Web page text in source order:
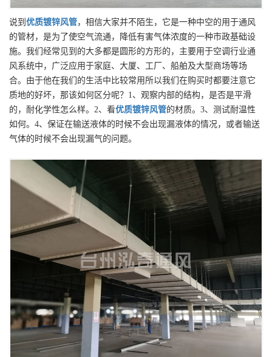
说到 优质镀锌风管，相信大家并不陌生，它是一种中空的用于通风
的管材，是为了使空气流通，降低有害气体浓度的一种市政基础设
施。我们经常见到的大多都是圆形的方形的，主要用于空调行业通
风系统中，广泛应用于家庭、大厦、工厂、船舶及大型商场等场
合。由于他在我们的生活中比较常用所以我们在购买时都要注意它
质地的好坏，那该如何区分呢？1、观察内部的结构，是否是平滑
的，耐化学性怎么样。2、看优质镀锌风管的材质。3、测试耐温性
如何。4、保证在输送液体的时候不会出现漏液体的情况，或者输送
气体的时候不会出现漏气的问题。